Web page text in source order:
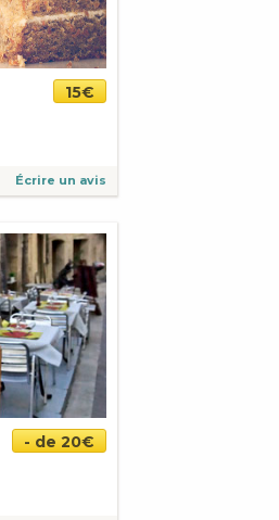
15€
Écrire un avis
- de 20€